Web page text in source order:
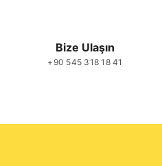
Bize Ulaşın
+90 545 318 18 41